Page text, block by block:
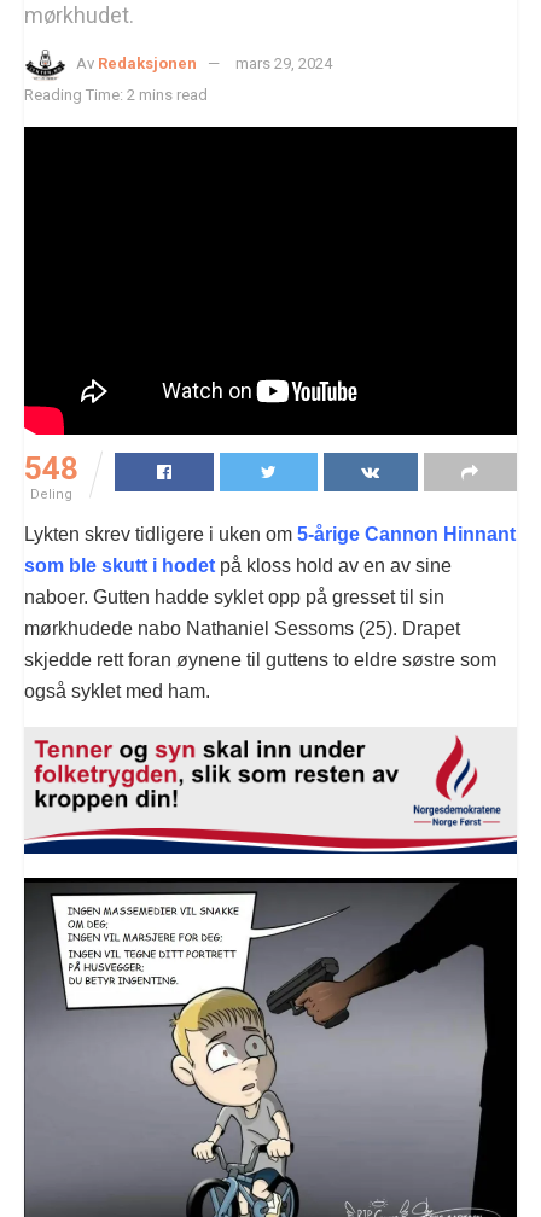
mørkhudet.
Av Redaksjonen
mars 29, 2024
Reading Time: 2 mins read
548
Deling
Lykten skrev tidligere i uken om 5-årige Cannon Hinnant
som ble skutt i hodet på kloss hold av en av sine
naboer. Gutten hadde syklet opp på gresset til sin
mørkhudede nabo Nathaniel Sessoms (25). Drapet
skjedde rett foran øynene til guttens to eldre søstre som
også syklet med ham.